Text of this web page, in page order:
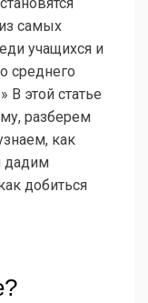
самых
учащихся и
среднего
В этой статье
разберем
как
дадим
добиться